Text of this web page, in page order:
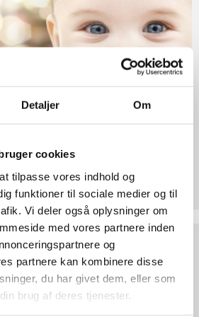
Detaljer Om
cookies
tilpasse vores indhold og
funktioner til sociale medier og til
Vi deler også oplysninger om
med vores partnere inden
og
partnere kan kombinere disse
du har givet dem, eller som
brug af deres tjenester.
bidrag til Retten til Liv